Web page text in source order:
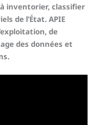
inventorier, classifier
de l’État. APIE
de
des données et